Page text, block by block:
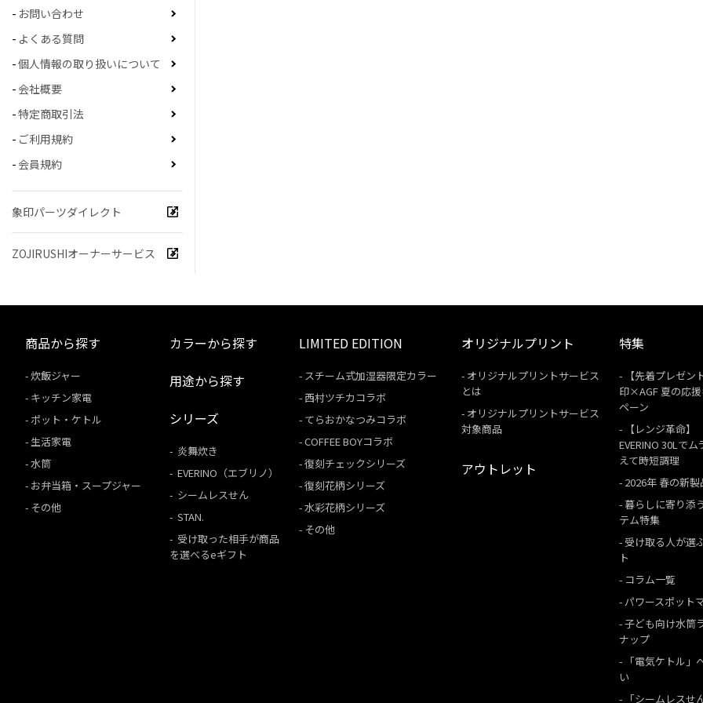
お問い合わせ
よくある質問
個人情報の取り扱いについて
会社概要
特定商取引法
ご利用規約
会員規約
象印パーツダイレクト
ZOJIRUSHIオーナーサービス
商品から探す
炊飯ジャー
キッチン家電
ポット・ケトル
生活家電
水筒
お弁当箱・スープジャー
その他
カラーから探す
用途から探す
シリーズ
炎舞炊き
EVERINO（エブリノ）
シームレスせん
STAN.
受け取った相手が商品
を選べるeギフト
LIMITED EDITION
スチーム式加湿器限定カラー
西村ツチカコラボ
てらおかなつみコラボ
COFFEE BOYコラボ
復刻チェックシリーズ
復刻花柄シリーズ
水彩花柄シリーズ
その他
オリジナルプリント
オリジナルプリントサービス
とは
オリジナルプリントサービス
対象商品
アウトレット
特集
【先着プレゼン
印×AGF 夏の応
ペーン
【レンジ革命】
EVERINO 30Lでム
えて時短調理
2026年 春の新製
暮らしに寄り添
テム特集
受け取る人が選
ト
コラム一覧
パワースポット
子ども向け水筒
ナップ
「電気ケトル」
い
「シームレスせ